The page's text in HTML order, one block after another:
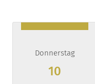
Donnerstag
10